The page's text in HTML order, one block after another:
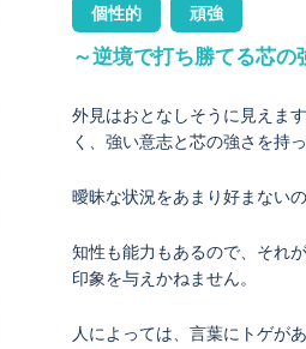
個性的 頑強
～逆境で打ち勝てる芯の
外見はおとなしそうに見えま
く、強い意志と芯の強さを持
曖昧な状況をあまり好まない
知性も能力もあるので、それ
印象を与えかねません。
人によっては、言葉にトゲが